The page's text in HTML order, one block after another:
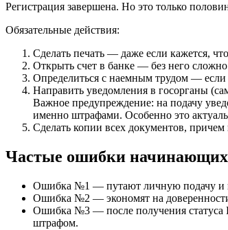
Регистрация завершена. Но это только
Обязательные действия:
Сделать печать — даже если кажется,
Открыть счет в банке — без него
Определиться с наемным трудом — если
Направить уведомления в госорганы
Важное предупреждение: на подачу
именно штрафами. Особенно это
Сделать копии всех документов,
Частые ошибки начинающих
Ошибка №1 — путают личную подачу и
Ошибка №2 — экономят на доверенности,
Ошибка №3 — после получения статуса
штрафом.